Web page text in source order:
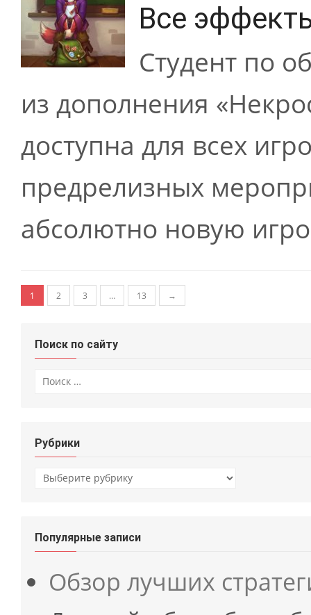
Все
Студент по
из дополнения
доступна для всех
предрелизных
абсолютно новую
Навигация по записям
1 2 3 … 13 →
Поиск по сайту
Рубрики
Рубрики
Популярные записи
Обзор лучших